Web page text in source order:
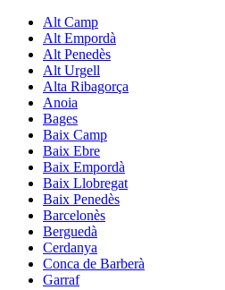
Alt Camp
Alt Empordà
Alt Penedès
Alt Urgell
Alta Ribagorça
Anoia
Bages
Baix Camp
Baix Ebre
Baix Empordà
Baix Llobregat
Baix Penedès
Barcelonès
Berguedà
Cerdanya
Conca de Barberà
Garraf